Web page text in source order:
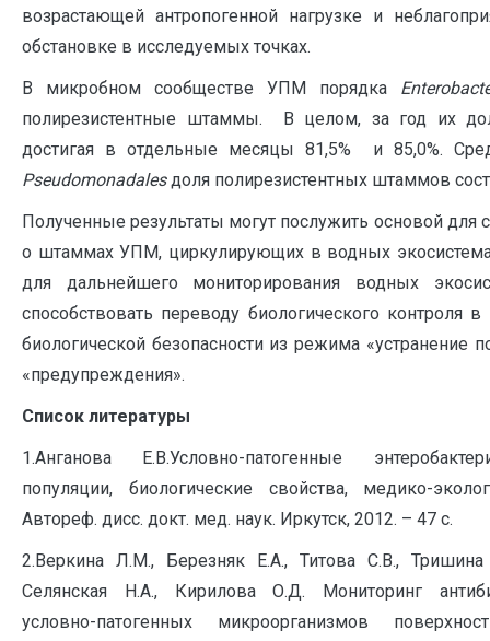
возрастающей антропогенной нагрузке и
обстановке в исследуемых точках.
В микробном сообществе УПМ порядка
полирезистентные штаммы. В целом, за год их
достигая в отдельные месяцы 81,5% и 85,0%.
Pseudomonadalesдоля полирезистентных штаммов
Полученные результаты могут послужить основой для
о штаммах УПМ, циркулирующих в водных
для дальнейшего мониторирования водных
способствовать переводу биологического контроля
биологической безопасности из режима «устранение
«предупреждения».
Список литературы
1.Анганова Е.В.Условно-патогенные
популяции, биологические свойства, медико-
Автореф. дисс. докт. мед. наук. Иркутск, 2012. – 47 с.
2.Веркина Л.М., Березняк Е.А., Титова С.В.,
Селянская Н.А., Кирилова О.Д. Мониторинг
условно-патогенных микроорганизмов